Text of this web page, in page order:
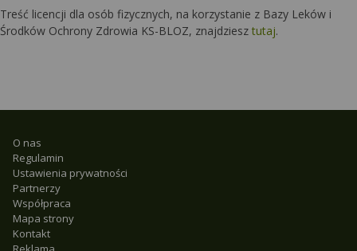
Treść licencji dla osób fizycznych, na korzystanie z Bazy Leków i
Środków Ochrony Zdrowia KS-BLOZ, znajdziesz tutaj.
O nas
Regulamin
Ustawienia prywatności
Partnerzy
Współpraca
Mapa strony
Kontakt